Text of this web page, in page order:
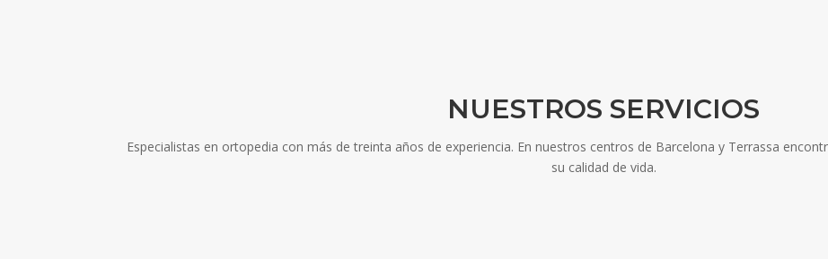
NUESTROS SERVICIOS
Especialistas en ortopedia con más de treinta años de experiencia. En nuestros centros de Barcelona y Terrassa
su calidad de vida.